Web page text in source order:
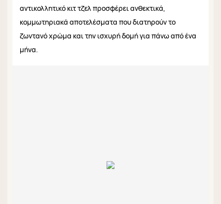
αντικολλητικό κιτ τζελ προσφέρει ανθεκτικά,
κομμωτηριακά αποτελέσματα που διατηρούν το
ζωντανό χρώμα και την ισχυρή δομή για πάνω από ένα
μήνα.